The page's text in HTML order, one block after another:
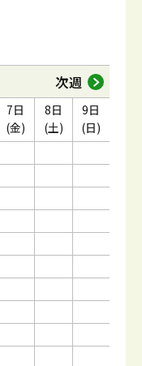
次週
7日
(金)
8日
(土)
9日
(日)